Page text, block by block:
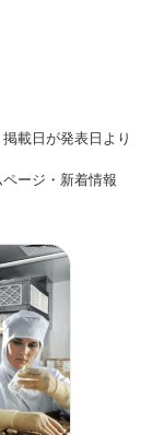
載日が発表日より
ページ・新着情報